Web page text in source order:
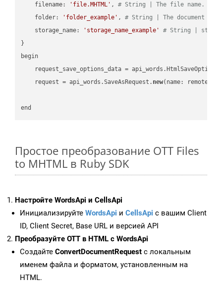
    filename:
'file.MHTML' , # String | The file name.
    folder:
'folder_example' , # String | The document
    storage_name:
'storage_name_example'
# String |
}
begin
request_save_options_data =
    request = api_words.SaveAsRequest.
new(name:
Простое преобразование OTT Files
to MHTML в Ruby SDK
Настройте WordsApi и CellsApi
Инициализируйте WordsApi и CellsApi с вашим Client
ID, Client Secret, Base URL и версией API
Преобразуйте OTT в HTML с WordsApi
Создайте ConvertDocumentRequest с локальным
именем файла и форматом, установленным на
HTML.